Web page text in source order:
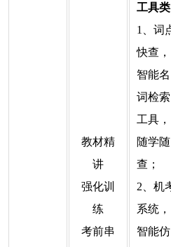
教材精
讲
强化训
练
考前串
工具类
1、词
快查，
智能名
词检索
工具，
随学随
查；
2、机
系统，
智能仿